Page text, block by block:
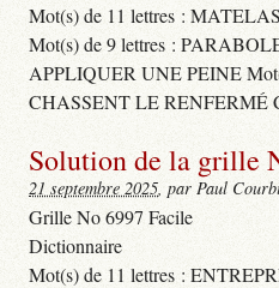
Mot(s) de 11 lettres :
Mot(s) de 9 lettres :
APPLIQUER UNE PEINE
CHASSENT LE
Solution de la grille
21 septembre 2025, par Paul
Grille No 6997 Facile
Dictionnaire
Mot(s) de 11 lettres :